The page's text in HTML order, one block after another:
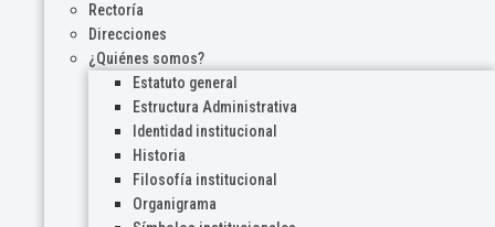
Rectoría
Direcciones
¿Quiénes somos?
Estatuto general
Estructura Administrativa
Identidad institucional
Historia
Filosofía institucional
Organigrama